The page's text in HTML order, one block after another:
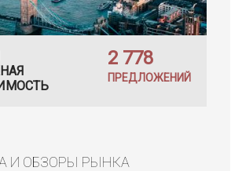
2 778
ПРЕДЛОЖЕНИЙ
И ОБЗОРЫ РЫНКА